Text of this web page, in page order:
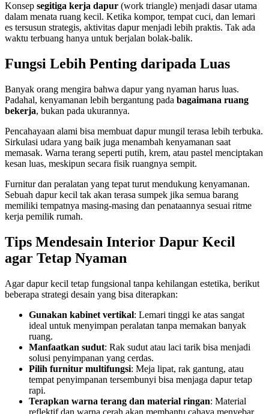
Konsep segitiga kerja dapur (work triangle) menjadi dasar utama
dalam menata ruang kecil. Ketika kompor, tempat cuci, dan lemari
es tersusun strategis, aktivitas dapur menjadi lebih praktis. Tak ada
waktu terbuang hanya untuk berjalan bolak-balik.
Fungsi Lebih Penting daripada Luas
Banyak orang mengira bahwa dapur yang nyaman harus luas.
Padahal, kenyamanan lebih bergantung pada bagaimana ruang
bekerja, bukan pada ukurannya.
Pencahayaan alami bisa membuat dapur mungil terasa lebih terbuka.
Sirkulasi udara yang baik juga menambah kenyamanan saat
memasak. Warna terang seperti putih, krem, atau pastel menciptakan
kesan luas, meskipun secara fisik ruangnya sempit.
Furnitur dan peralatan yang tepat turut mendukung kenyamanan.
Sebuah dapur kecil tak akan terasa sumpek jika semua barang
memiliki tempatnya masing-masing dan penataannya sesuai ritme
kerja pemilik rumah.
Tips Mendesain Interior Dapur Kecil
agar Tetap Nyaman
Agar dapur kecil tetap fungsional tanpa kehilangan estetika, berikut
beberapa strategi desain yang bisa diterapkan:
Gunakan kabinet vertikal: Lemari tinggi ke atas sangat
ideal untuk menyimpan peralatan tanpa memakan banyak
ruang.
Manfaatkan sudut: Rak sudut atau laci tarik bisa menjadi
solusi penyimpanan yang cerdas.
Pilih furnitur multifungsi: Meja lipat, rak gantung, atau
tempat penyimpanan tersembunyi bisa menjaga dapur tetap
rapi.
Terapkan warna terang dan material ringan: Material
reflektif dan warna cerah akan membantu cahaya menyebar